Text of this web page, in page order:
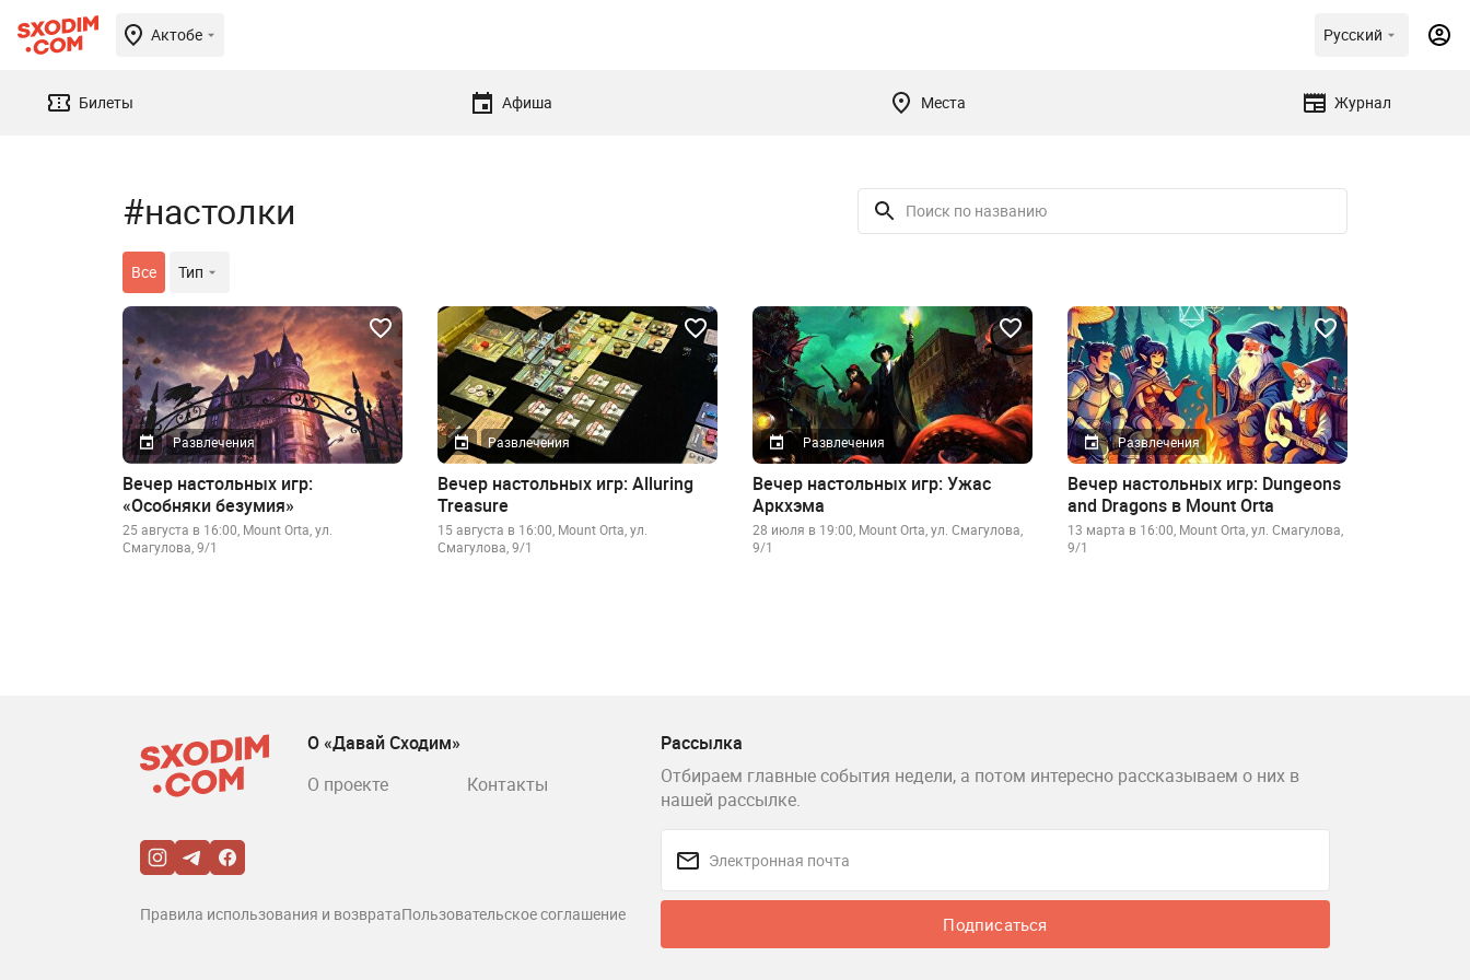
Актобе Русский
Билеты Афиша Места Журнал
#настолки
Все Тип
Развлечения
Вечер настольных игр:
«Особняки безумия»
25 августа в 16:00, Mount Orta, ул.
Смагулова, 9/1
Развлечения
Вечер настольных игр: Alluring
Treasure
15 августа в 16:00, Mount Orta, ул.
Смагулова, 9/1
Развлечения
Вечер настольных игр: Ужас
Аркхэма
28 июля в 19:00, Mount Orta, ул. Смагулова,
9/1
Развлечения
Вечер настольных игр: Dungeons
and Dragons в Mount Orta
13 марта в 16:00, Mount Orta, ул. Смагулова,
9/1
Рассылка
Отбираем главные события недели, а потом интересно рассказываем о них в
нашей рассылке.
Подписаться
О «Давай Сходим»
О проекте
Контакты
Правила использования и возвратаПользовательское соглашение